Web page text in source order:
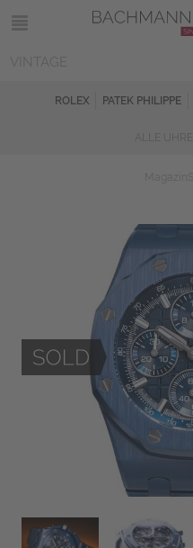
ROLEX PATEK PHILIPPE